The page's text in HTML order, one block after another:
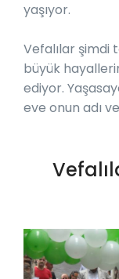
yaşıyor.
Vefalılar şimdi
büyük
ediyor.
eve onun adı